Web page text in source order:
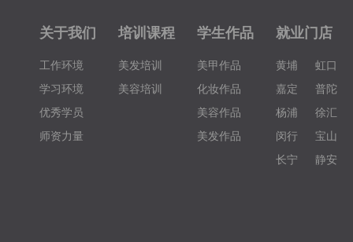
关于我们
工作环境
学习环境
优秀学员
师资力量
培训课程
美发培训
美容培训
学生作品
美甲作品
化妆作品
美容作品
美发作品
就业门店
黄埔
虹口
嘉定
普陀
杨浦
徐汇
闵行
宝山
长宁
静安